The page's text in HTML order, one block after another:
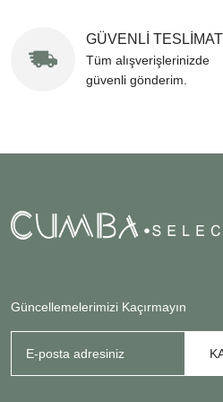
GÜVENLİ TESLİMAT
Tüm alışverişlerinizde
güvenli gönderim.
Güncellemelerimizi Kaçırmayın